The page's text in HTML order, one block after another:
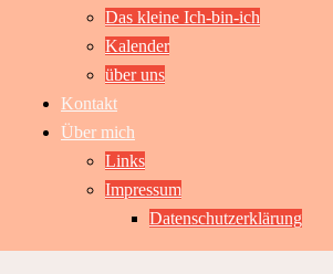
Das kleine Ich-bin-ich
Kalender
über uns
Kontakt
Über mich
Links
Impressum
Datenschutzerklärung